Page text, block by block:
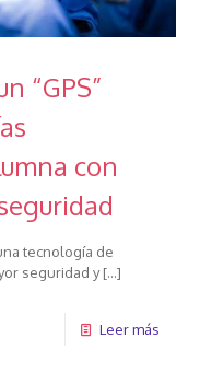
“GPS”
con
tecnología de
seguridad y[…]
Leer más